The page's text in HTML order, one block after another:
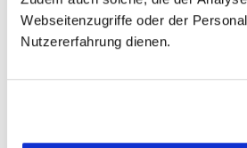
Webseitenzugriffe oder der
Nutzererfahrung dienen.
Fragen zur